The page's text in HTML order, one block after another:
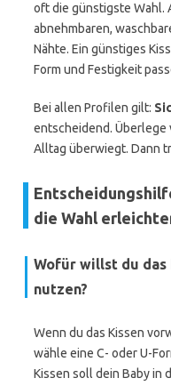
oft die günstigste Wahl.
abnehmbaren,
Nähte. Ein günstiges
Form und Festigkeit
Bei allen Profilen gilt:
entscheidend. Überlege
Alltag überwiegt. Dann
die Wahl
Wofür willst du das
nutzen?
Wenn du das Kissen
wähle eine C- oder U-
Kissen soll dein Baby in